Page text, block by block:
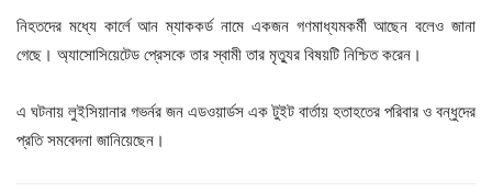
নিহতদের মধ্যে কার্লে আন ম্যাককর্ড নামে একজন গণমাধ্যমকর্মী আছেন বলেও জানা
গেছে। অ্যাসোসিয়েটেড প্রেসকে তার স্বামী তার মৃত্যুর বিষয়টি নিশ্চিত করেন।
এ ঘটনায় লুইসিয়ানার গভর্নর জন এডওয়ার্ডস এক টুইট বার্তায় হতাহতের পরিবার ও বন্ধুদের
প্রতি সমবেদনা জানিয়েছেন।